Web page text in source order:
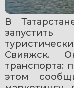
В
Свияжск.
транспорта:
этом